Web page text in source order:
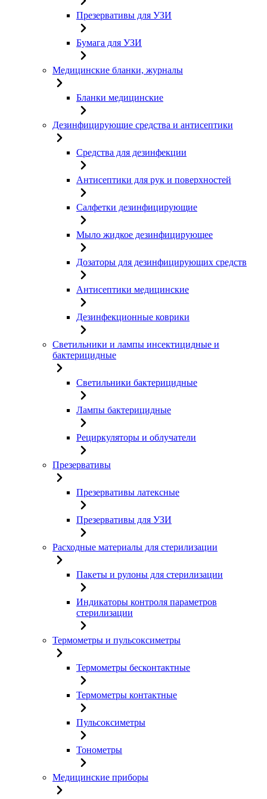
Презервативы для УЗИ
Бумага для УЗИ
Медицинские бланки, журналы
Бланки медицинские
Дезинфицирующие средства и антисептики
Средства для дезинфекции
Антисептики для рук и поверхностей
Салфетки дезинфицирующие
Мыло жидкое дезинфицирующее
Дозаторы для дезинфицирующих средств
Антисептики медицинские
Дезинфекционные коврики
Светильники и лампы инсектицидные и
бактерицидные
Светильники бактерицидные
Лампы бактерицидные
Рециркуляторы и облучатели
Презервативы
Презервативы латексные
Презервативы для УЗИ
Расходные материалы для стерилизации
Пакеты и рулоны для стерилизации
Индикаторы контроля параметров
стерилизации
Термометры и пульсоксиметры
Термометры бесконтактные
Термометры контактные
Пульсоксиметры
Тонометры
Медицинские приборы